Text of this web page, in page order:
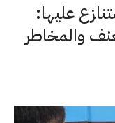
عليها:
والمخاطر